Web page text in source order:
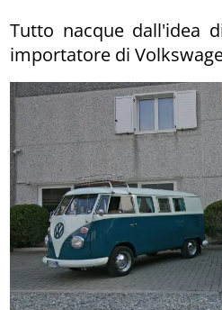
Tutto nacque dall'idea
importatore di